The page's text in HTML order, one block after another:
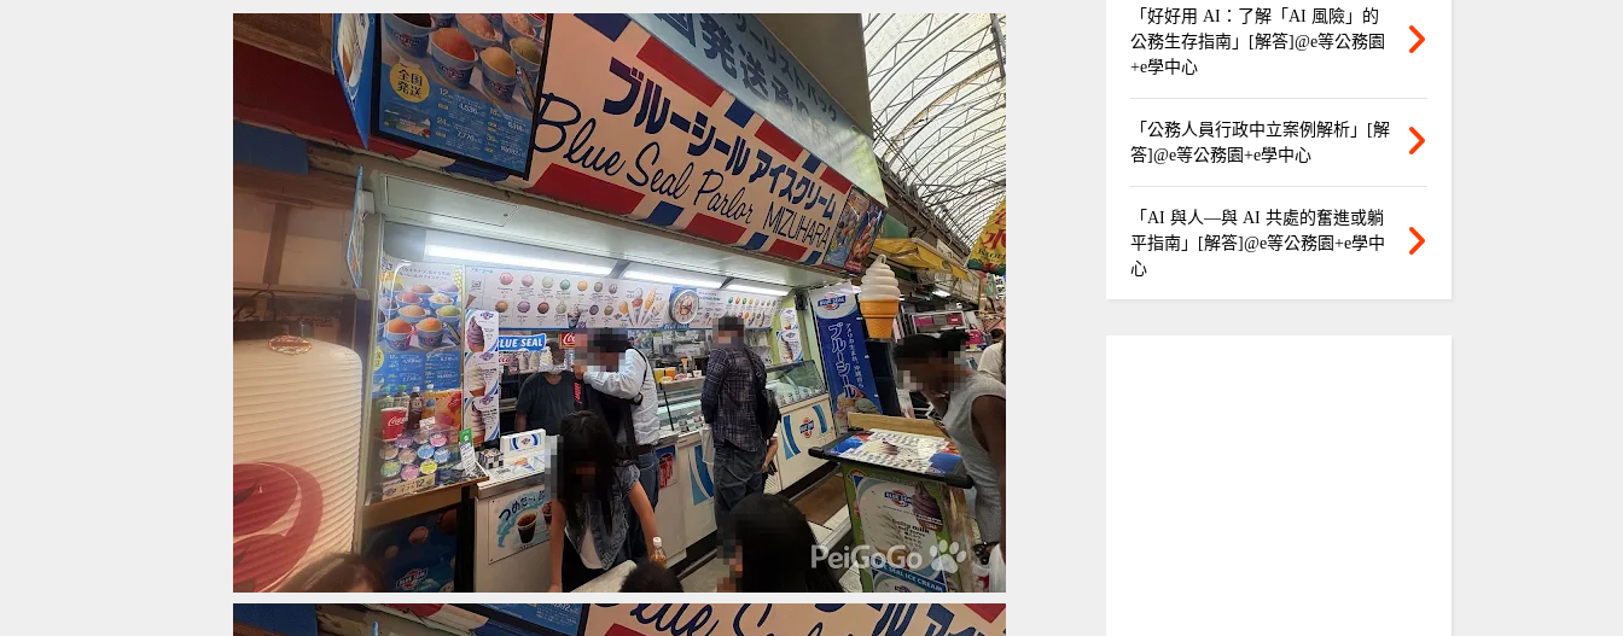
「好好用 AI：了解「AI 風險」的
公務生存指南」[解答]@e等公務園
+e學中心
「公務人員行政中立案例解析」[解
答]@e等公務園+e學中心
「AI 與人—與 AI 共處的奮進或躺
平指南」[解答]@e等公務園+e學中
心